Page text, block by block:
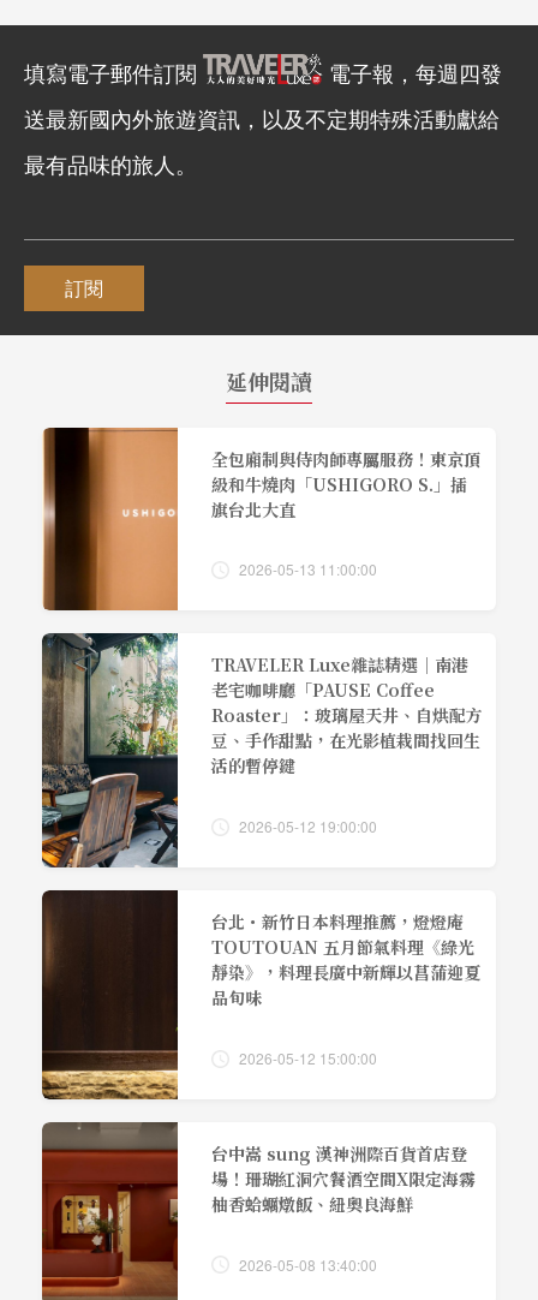
填寫電子郵件訂閱
電子報，每週四發
送最新國內外旅遊資訊，以及不定期特殊活動獻給
最有品味的旅人。
訂閱
延伸閱讀
全包廂制與侍肉師專屬服務！東京頂
級和牛燒肉「USHIGORO S.」插
旗台北大直
2026-05-13 11:00:00
TRAVELER Luxe雜誌精選｜南港
老宅咖啡廳「PAUSE Coffee
Roaster」：玻璃屋天井、自烘配方
豆、手作甜點，在光影植栽間找回生
活的暫停鍵
2026-05-12 19:00:00
台北・新竹日本料理推薦，燈燈庵
TOUTOUAN 五月節氣料理《綠光
靜染》，料理長廣中新輝以菖蒲迎夏
品旬味
2026-05-12 15:00:00
台中嵩 sung 漢神洲際百貨首店登
場！珊瑚紅洞穴餐酒空間X限定海霧
柚香蛤蠣燉飯、紐奧良海鮮
2026-05-08 13:40:00